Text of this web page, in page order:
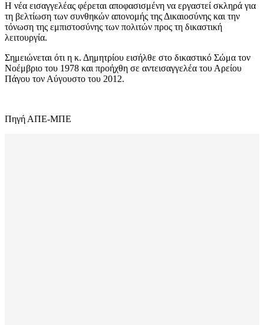
Η νέα εισαγγελέας φέρεται αποφασισμένη να εργαστεί σκληρά για
τη βελτίωση των συνθηκών απονομής της Δικαιοσύνης και την
τόνωση της εμπιστοσύνης των πολιτών προς τη δικαστική
λειτουργία.
Σημειώνεται ότι η κ. Δημητρίου εισήλθε στο δικαστικό Σώμα τον
Νοέμβριο του 1978 και προήχθη σε αντεισαγγελέα του Αρείου
Πάγου τον Αύγουστο του 2012.
Πηγή ΑΠΕ-ΜΠΕ